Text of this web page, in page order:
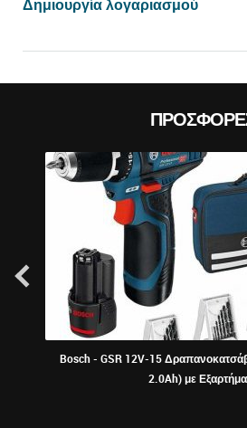
Δημιουργία λογαριασμού
Bosch - GSR 12V-15
2.0Ah) με